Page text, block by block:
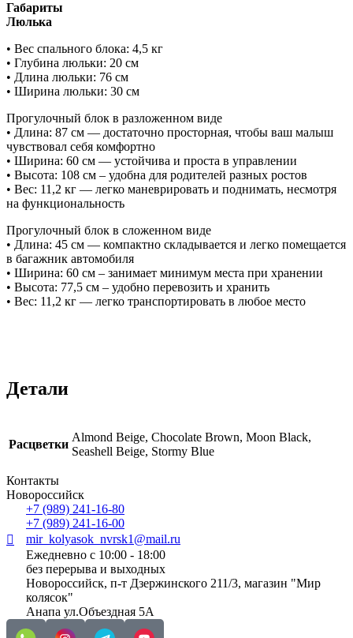
Габариты
Люлька
• Вес спального блока: 4,5 кг
• Глубина люльки: 20 см
• Длина люльки: 76 см
• Ширина люльки: 30 см
Прогулочный блок в разложенном виде
• Длина: 87 см — достаточно просторная, чтобы ваш малыш
чувствовал себя комфортно
• Ширина: 60 см — устойчива и проста в управлении
• Высота: 108 см – удобна для родителей разных ростов
• Вес: 11,2 кг — легко маневрировать и поднимать, несмотря
на функциональность
Прогулочный блок в сложенном виде
• Длина: 45 см — компактно складывается и легко помещается
в багажник автомобиля
• Ширина: 60 см – занимает минимум места при хранении
• Высота: 77,5 см – удобно перевозить и хранить
• Вес: 11,2 кг — легко транспортировать в любое место
Детали
Расцветки
Almond Beige, Chocolate Brown, Moon Black,
Seashell Beige, Stormy Blue
Контакты
Новороссийск
+7 (989) 241-16-80
+7 (989) 241-16-00
mir_kolyasok_nvrsk1@mail.ru
Ежедневно с 10:00 - 18:00
без перерыва и выходных
Новороссийск, п-т Дзержинского 211/3, магазин "Мир
колясок"
Анапа ул.Объездная 5А